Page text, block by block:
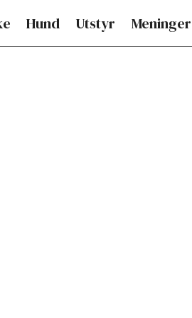
Hund Utstyr Meninger